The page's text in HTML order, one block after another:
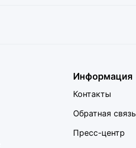
Информация
Контакты
Обратная связь
Пресс-центр